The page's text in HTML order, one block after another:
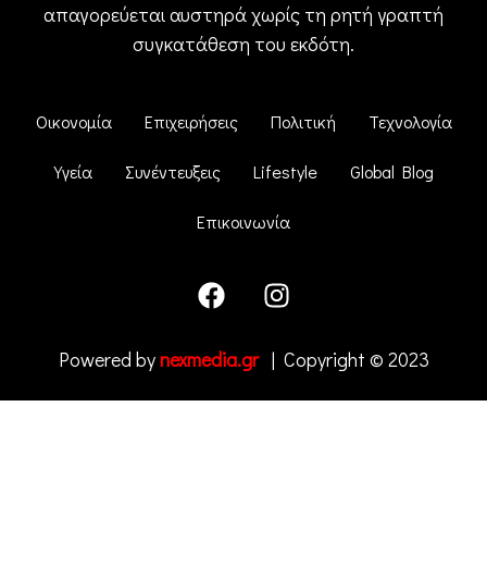
απαγορεύεται αυστηρά χωρίς τη ρητή γραπτή
συγκατάθεση του εκδότη.
Οικονομία Επιχειρήσεις Πολιτική Τεχνολογία
Υγεία Συνέντευξεις Lifestyle Global Blog
Επικοινωνία
Powered bynexmedia.gr| Copyright © 2023